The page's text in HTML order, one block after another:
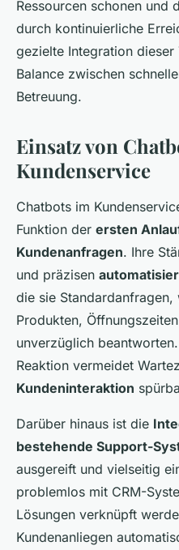
Ressourcen schonen und
durch kontinuierliche
gezielte Integration
Balance zwischen
Betreuung.
Einsatz von
Kundenservice
Chatbots im
Funktion der ersten
Kundenanfragen. Ihre
und präzisen
die sie
Produkten,
unverzüglich
Reaktion vermeidet
Kundeninteraktion
Darüber hinaus ist die
bestehende Support-
ausgereift und vielseitig
problemlos mit CRM-
Lösungen verknüpft
Kundenanliegen